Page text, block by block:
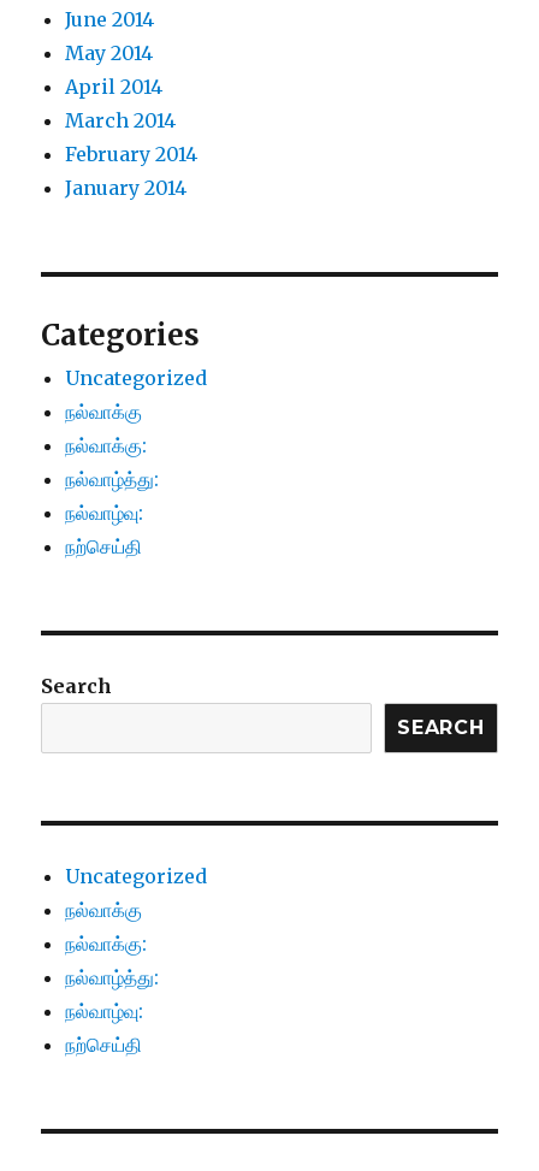
June 2014
May 2014
April 2014
March 2014
February 2014
January 2014
Categories
Uncategorized
நல்வாக்கு
நல்வாக்கு:
நல்வாழ்த்து:
நல்வாழ்வு:
நற்செய்தி
Search
SEARCH
Uncategorized
நல்வாக்கு
நல்வாக்கு:
நல்வாழ்த்து:
நல்வாழ்வு:
நற்செய்தி